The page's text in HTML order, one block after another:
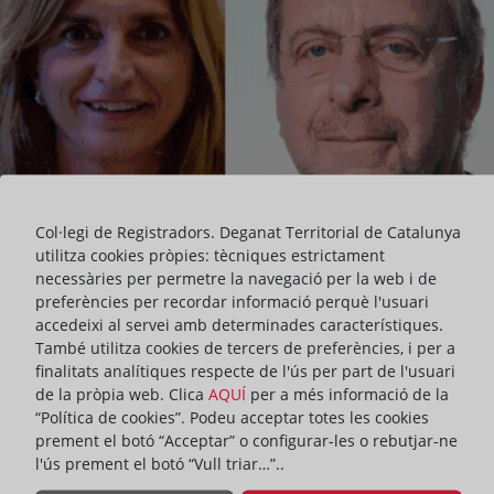
Col·legi de Registradors. Deganat Territorial de Catalunya
utilitza cookies pròpies: tècniques estrictament
necessàries per permetre la navegació per la web i de
preferències per recordar informació perquè l'usuari
accedeixi al servei amb determinades característiques.
També utilitza cookies de tercers de preferències, i per a
finalitats analítiques respecte de l'ús per part de l'usuari
de la pròpia web. Clica AQUÍ per a més informació de la
“Política de cookies”. Podeu acceptar totes les cookies
prement el botó “Acceptar” o configurar-les o rebutjar-ne
l'ús prement el botó “Vull triar…”..